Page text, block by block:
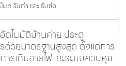
มท รับทำ และ รับซ่อ
ตโนมัติบ้านค่าย ประตู
ด้วยมาตรฐานสูงสุด ตั้งแต่การ
รเดินสายไฟและระบบควบคุม